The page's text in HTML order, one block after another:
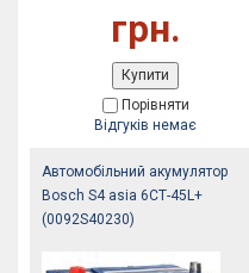
грн.
Купити
Порівняти
Відгуків немає
Автомобільний акумулятор
Bosch S4 asia 6СТ-45L+
(0092S40230)